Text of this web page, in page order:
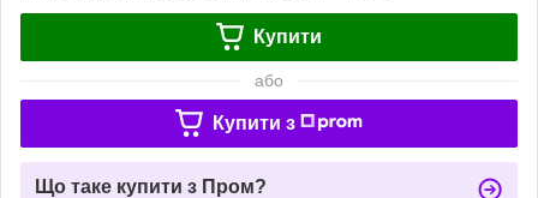
Купити
або
Купити з
Що таке купити з Пром?